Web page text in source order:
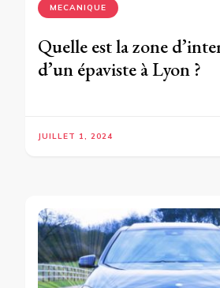
MECANIQUE
Quelle est la zone
d’un épaviste à Lyon ?
JUILLET 1, 2024